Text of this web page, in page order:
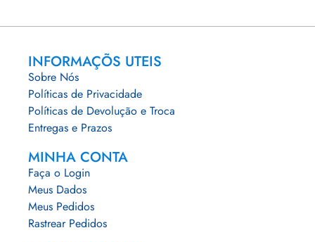
INFORMAÇÕS UTEIS
Sobre Nós
Políticas de Privacidade
Políticas de Devolução e Troca
Entregas e Prazos
MINHA CONTA
Faça o Login
Meus Dados
Meus Pedidos
Rastrear Pedidos